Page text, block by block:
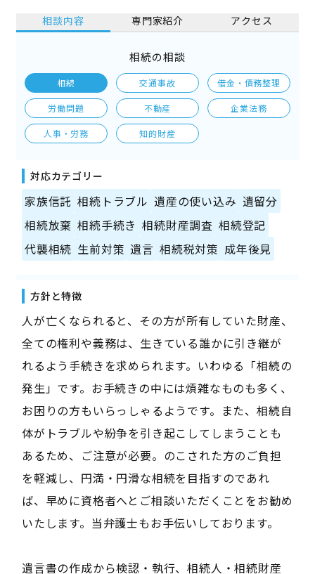
相談内容 専門家紹介 アクセス
相続の相談
相続 交通事故 借金・債務整理
労働問題 不動産 企業法務
人事・労務 知的財産
対応カテゴリー
家族信託 相続トラブル 遺産の使い込み 遺留分
相続放棄 相続手続き 相続財産調査 相続登記
代襲相続 生前対策 遺言 相続税対策 成年後見
方針と特徴
人が亡くなられると、その方が所有していた財産、
全ての権利や義務は、生きている誰かに引き継が
れるよう手続きを求められます。いわゆる「相続の
発生」です。お手続きの中には煩雑なものも多く、
お困りの方もいらっしゃるようです。また、相続自
体がトラブルや紛争を引き起こしてしまうことも
あるため、ご注意が必要。のこされた方のご負担
を軽減し、円満・円滑な相続を目指すのであれ
ば、早めに資格者へとご相談いただくことをお勧め
いたします。当弁護士もお手伝いしております。
遺言書の作成から検認・執行、相続人・相続財産